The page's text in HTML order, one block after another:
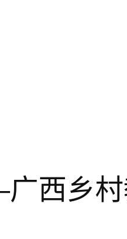
西乡